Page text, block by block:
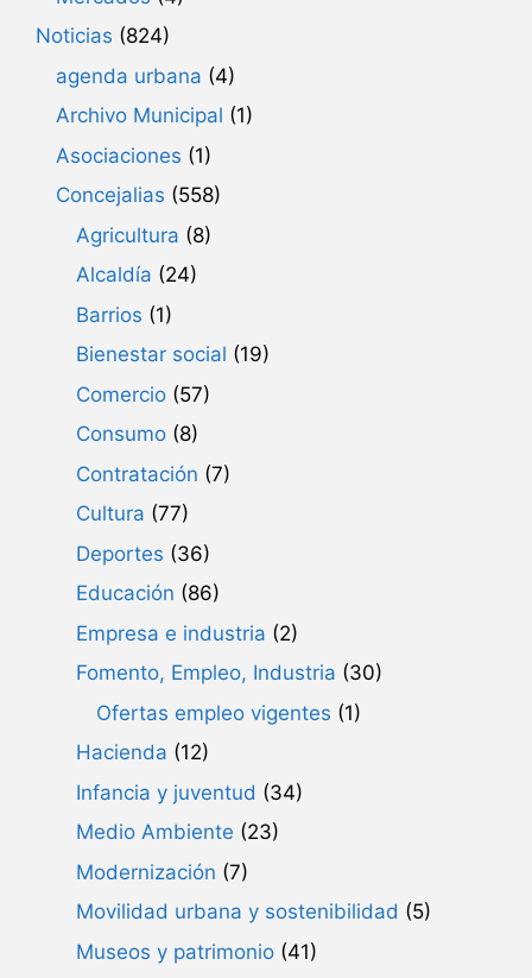
Noticias (824)
agenda urbana (4)
Archivo Municipal (1)
Asociaciones (1)
Concejalias (558)
Agricultura (8)
Alcaldía (24)
Barrios (1)
Bienestar social (19)
Comercio (57)
Consumo (8)
Contratación (7)
Cultura (77)
Deportes (36)
Educación (86)
Empresa e industria (2)
Fomento, Empleo, Industria (30)
Ofertas empleo vigentes (1)
Hacienda (12)
Infancia y juventud (34)
Medio Ambiente (23)
Modernización (7)
Movilidad urbana y sostenibilidad (5)
Museos y patrimonio (41)